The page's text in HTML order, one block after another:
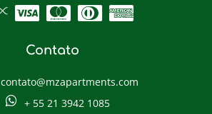
Contato
contato@mzapartments.com
+ 55 21 3942 1085